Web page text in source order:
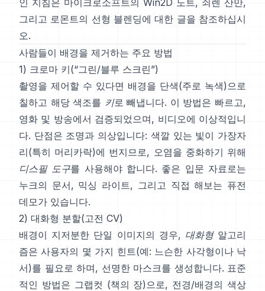
인 지침은 마이크로소프트의 Win2D 노트, 쇠렌 산만,
그리고 로몬트의 선형 블렌딩에 대한 글을 참조하십시
오.
사람들이 배경을 제거하는 주요 방법
1) 크로마 키(“그린/블루 스크린”)
촬영을 제어할 수 있다면 배경을 단색(주로 녹색)으로
칠하고 해당 색조를 키로 빼냅니다. 이 방법은 빠르고,
영화 및 방송에서 검증되었으며, 비디오에 이상적입니
다. 단점은 조명과 의상입니다: 색깔 있는 빛이 가장자
리(특히 머리카락)에 번지므로, 오염을 중화하기 위해
디스필 도구를 사용해야 합니다. 좋은 입문 자료로는
누크의 문서, 믹싱 라이트, 그리고 직접 해보는 퓨전
데모가 있습니다.
2) 대화형 분할(고전 CV)
배경이 지저분한 단일 이미지의 경우, 대화형알고리
즘은 사용자의 몇 가지 힌트(예: 느슨한 사각형이나 낙
서)를 필요로 하며, 선명한 마스크를 생성합니다. 표준
적인 방법은 그랩컷 (책의 장)으로, 전경/배경의 색상